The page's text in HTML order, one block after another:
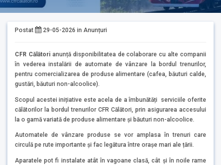
Postat 29-05-2026 in Anunțuri
CFR Călătorianunță disponibilitatea de colaborare cu alte companii
în vederea instalării de automate de vânzare la bordul trenurilor,
pentru comercializarea de produse alimentare (cafea, băuturi calde,
gustări, băuturi non-alcoolice).
Scopul acestei inițiative este acela de a îmbunătăți serviciile oferite
călătorilor la bordul trenurilor CFR Călători, prin asigurarea accesului
la o gamă variată de produse alimentare și băuturi non-alcoolice.
Automatele de vânzare produse se vor amplasa în trenuri care
circulă pe rute importante și fac legătura între orașe mari ale țării.
Aparatele pot fi instalate atât în vagoane clasă, cât și în noile rame